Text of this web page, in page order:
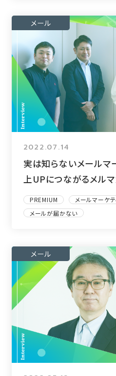
メール
2022.07.14
実は知らないメールマ
上UPにつながるメル
PREMIUM メールマーケ
メールが届かない
メール